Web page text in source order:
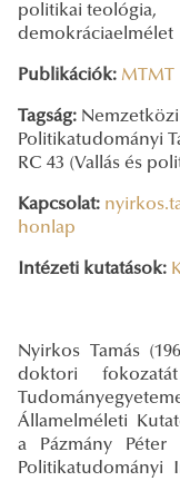
politikai teológia,
demokráciaelmélet
Publikációk: MTMT
Tagság: Nemzetközi
Politikatudományi
RC 43 (Vallás és
Kapcsolat:
honlap
Intézeti kutatások:
Nyirkos Tamás
doktori
Államelméleti
a Pázmány Péter
Politikatudományi